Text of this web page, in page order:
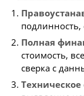
подлинность,
Полная
стоимость,
сверка с
Техническое